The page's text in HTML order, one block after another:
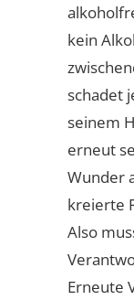
kein
schadet
seinem
erneut
Wunder
kreierte
Also
Erneute